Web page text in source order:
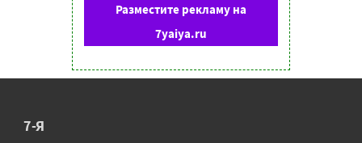
Разместите рекламу на
7yaiya.ru
7-Я